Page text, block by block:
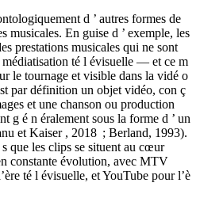
d ’ autres formes de
musicales. En guise d ’ exemple, les
prestations musicales qui ne sont
médiatisation té l évisuelle — et ce m
le tournage et visible dans la vidé o
par définition un objet vidéo, con ç
et une chanson ou production
g é n éralement sous la forme d ’ un
et Kaiser , 2018 ; Berland, 1993).
que les clips se situent au cœur
constante évolution, avec MTV
té l évisuelle, et YouTube pour l’è